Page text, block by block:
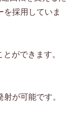
採用していま
ができます。
が可能です。